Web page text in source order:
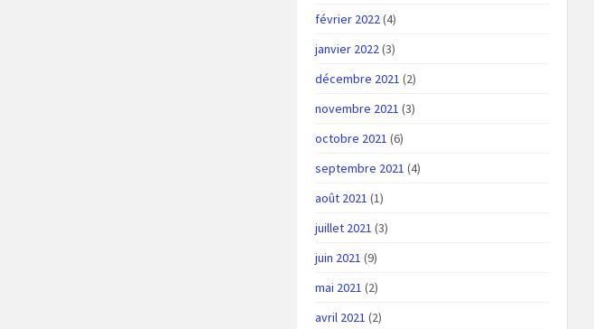
février 2022(4)
janvier 2022(3)
décembre 2021 (2)
novembre 2021 (3)
octobre 2021 (6)
septembre 2021 (4)
août 2021 (1)
juillet 2021 (3)
juin 2021 (9)
mai 2021 (2)
avril 2021 (2)